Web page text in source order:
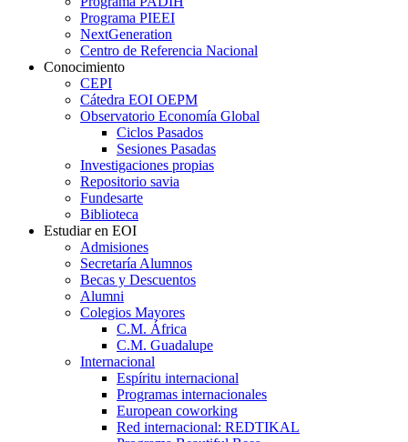
Programa PIEEI
NextGeneration
Centro de Referencia Nacional
Conocimiento
CEPI
Cátedra EOI OEPM
Observatorio Economía Global
Ciclos Pasados
Sesiones Pasadas
Investigaciones propias
Repositorio savia
Fundesarte
Biblioteca
Estudiar en EOI
Admisiones
Secretaría Alumnos
Becas y Descuentos
Alumni
Colegios Mayores
C.M. África
C.M. Guadalupe
Internacional
Espíritu internacional
Programas internacionales
European coworking
Red internacional: REDTIKAL